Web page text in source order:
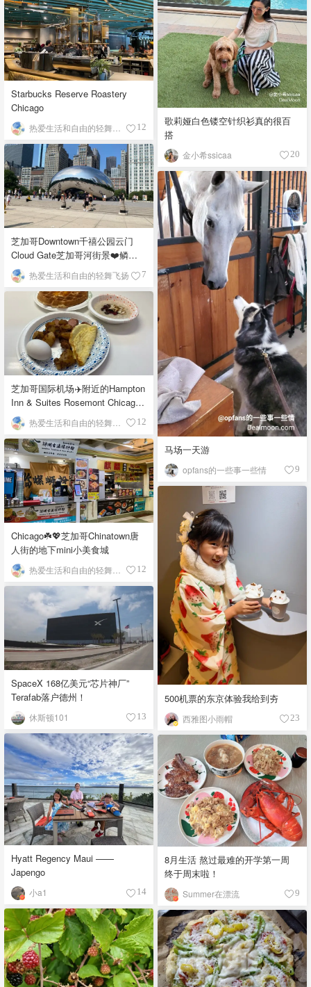
歌莉娅白色镂空针织衫真的很百
搭
金小希ssicaa 20
Starbucks Reserve Roastery
Chicago
12
芝加哥Downtown千禧公园云门
Cloud Gate芝加哥河街景❤️鳞次
栉比的高楼
热爱生活和自由的轻舞飞扬 7
马场一天游
opfans的一些事一些情 9
芝加哥国际机场✈️附近的Hampton
Inn & Suites Rosemont Chicago
O'Hare自助早餐
12
Chicago☘️💖芝加哥Chinatown唐
人街的地下mini小美食城
12
500机票的东京体验我给到夯
西雅图小雨帽 23
SpaceX 168亿美元“芯片神厂”
Terafab落户德州！
休斯顿101 13
Hyatt Regency Maui ——
Japengo
小a1 14
8月生活 熬过最难的开学第一周
终于周末啦！
Summer在漂流 9